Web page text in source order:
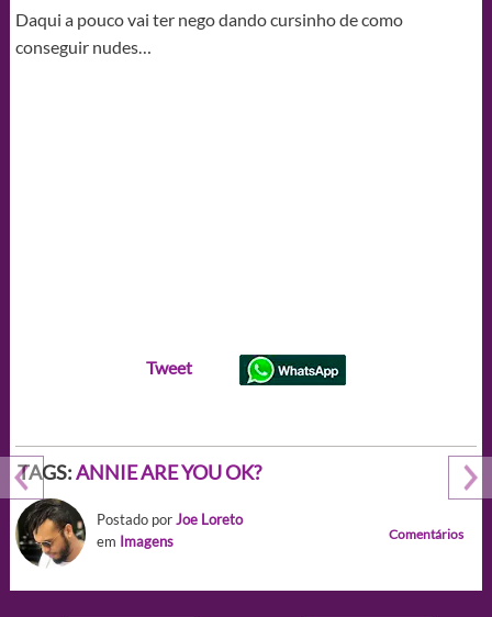
Daqui a pouco vai ter nego dando cursinho de como
conseguir nudes…
Tweet
TAGS:ANNIE ARE YOU OK?
Postado porJoe Loreto
em Imagens Comentários